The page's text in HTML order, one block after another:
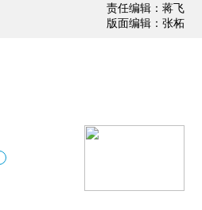
责任编辑：蒋飞
版面编辑：张柘